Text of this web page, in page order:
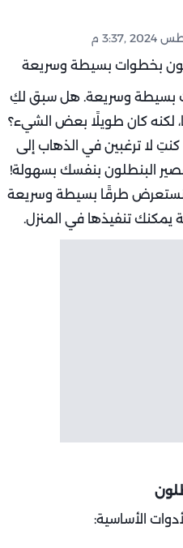
بسيطة وسريعة. هل سبق لكِ
لكنه كان طويلًا بعض الشيء؟
لا ترغبين في الذهاب إلى
البنطلون بنفسك بسهولة!
طرقًا بسيطة وسريعة
يمكنك تنفيذها في المنزل.
الأساسية: